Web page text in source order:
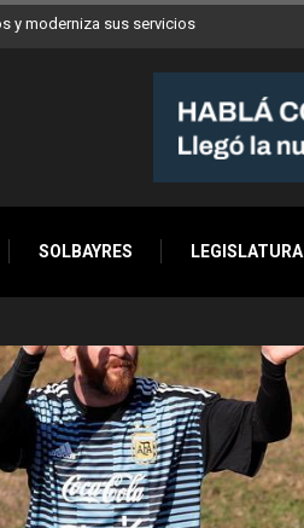
y ya son 90 en toda la Ciudad
SOLBAYRES LEGISLATURA